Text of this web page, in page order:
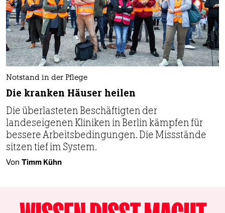
Notstand in der Pflege
Die kranken Häuser heilen
Die überlasteten Beschäftigten der
landeseigenen Kliniken in Berlin kämpfen für
bessere Arbeitsbedingungen. Die Missstände
sitzen tief im System.
Von Timm Kühn